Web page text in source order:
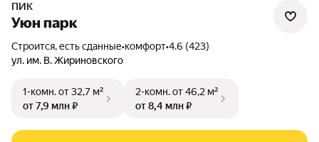
ПИК
Уюн парк
Строится, есть сданные•комфорт•4.6 (423)
ул. им. В. Жириновского
1-комн.от 32,7 м²
от 7,9 млн ₽
2-комн.от 46,2 м²
от 8,4 млн ₽